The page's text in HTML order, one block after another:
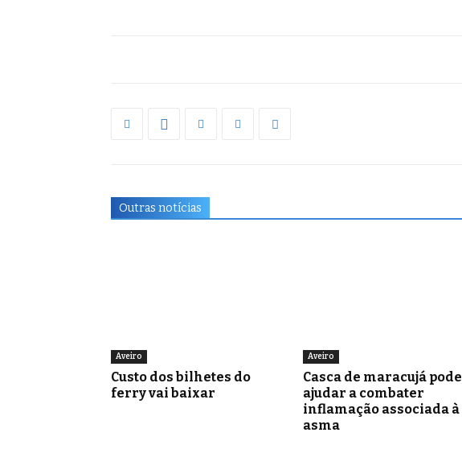
Outras notícias
Aveiro
Custo dos bilhetes do
ferry vai baixar
Aveiro
Casca de maracujá pode
ajudar a combater
inflamação associada à
asma